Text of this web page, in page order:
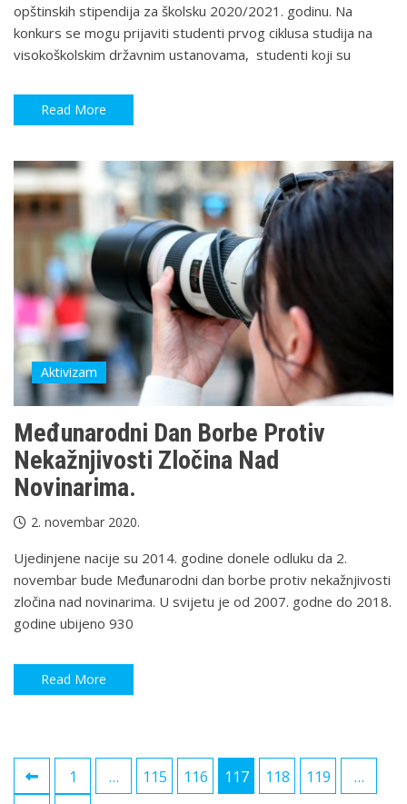
opštinskih stipendija za školsku 2020/2021. godinu. Na
konkurs se mogu prijaviti studenti prvog ciklusa studija na
visokoškolskim državnim ustanovama, studenti koji su
Read More
Aktivizam
Međunarodni Dan Borbe Protiv
Nekažnjivosti Zločina Nad
Novinarima.
2. novembar 2020.
Ujedinjene nacije su 2014. godine donele odluku da 2.
novembar bude Međunarodni dan borbe protiv nekažnjivosti
zločina nad novinarima. U svijetu je od 2007. godne do 2018.
godine ubijeno 930
Read More
Paginacija
1 … 115 116 117 118 119
…